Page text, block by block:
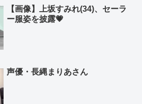
【画像】上坂すみれ(34)、セーラ
ー服姿を披露💗
声優・長縄まりあさん